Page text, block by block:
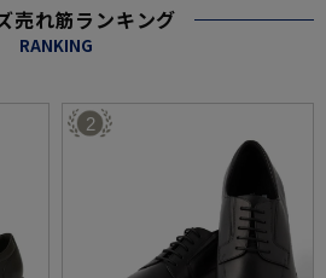
売れ筋ランキング
RANKING
2